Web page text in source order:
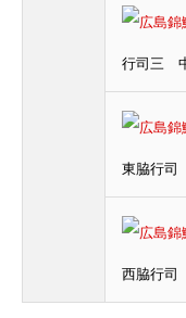
行司三
東脇行
西脇行